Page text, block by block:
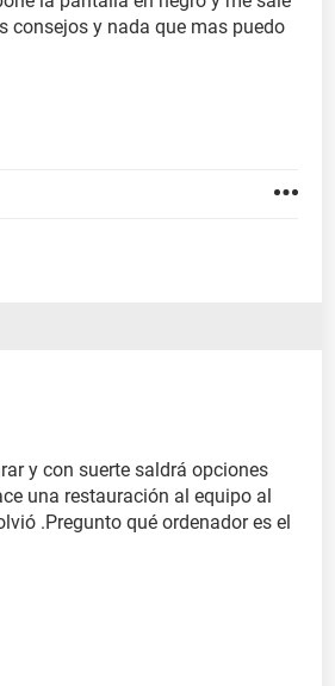
consejos y nada que mas puedo
y con suerte saldrá opciones
una restauración al equipo al
.Pregunto qué ordenador es el